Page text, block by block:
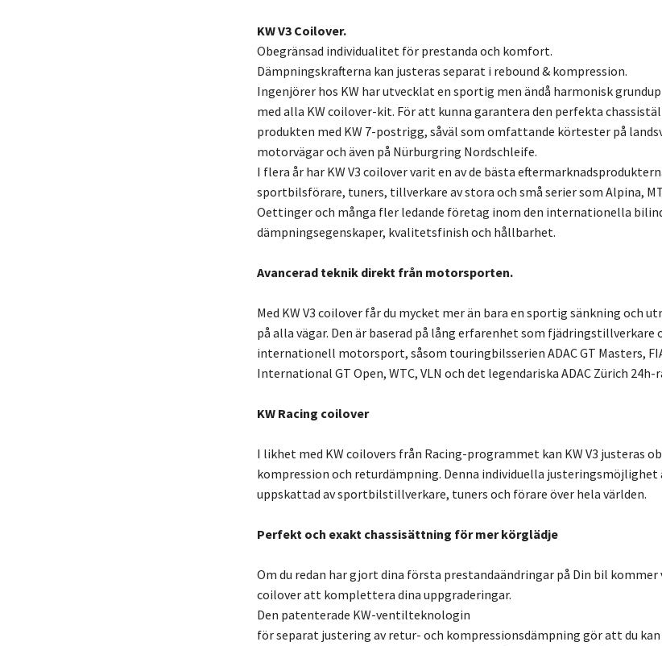
KW V3 Coilover.
Obegränsad individualitet för prestanda och komfort.
Dämpningskrafterna kan justeras separat i rebound & kompression.
Ingenjörer hos KW har utvecklat en sportig men ändå harmonisk
med alla KW coilover-kit. För att kunna garantera den perfekta
produkten med KW 7-postrigg, såväl som omfattande körtester på
motorvägar och även på Nürburgring Nordschleife.
I flera år har KW V3 coilover varit en av de bästa
sportbilsförare, tuners, tillverkare av stora och små serier som Alpina,
Oettinger och många fler ledande företag inom den internationella
dämpningsegenskaper, kvalitetsfinish och hållbarhet.
Avancerad teknik direkt från motorsporten.
Med KW V3 coilover får du mycket mer än bara en sportig sänkning och
på alla vägar. Den är baserad på lång erfarenhet som
internationell motorsport, såsom touringbilsserien ADAC GT Masters,
International GT Open, WTC, VLN och det legendariska ADAC Zürich 24h-
KW Racing coilover
I likhet med KW coilovers från Racing-programmet kan KW V3 justeras
kompression och returdämpning. Denna individuella justeringsmöjlighet
uppskattad av sportbilstillverkare, tuners och förare över hela världen.
Perfekt och exakt chassisättning för mer körglädje
Om du redan har gjort dina första prestandaändringar på Din bil kommer
coilover att komplettera dina uppgraderingar.
Den patenterade KW-ventilteknologin
för separat justering av retur- och kompressionsdämpning gör att du